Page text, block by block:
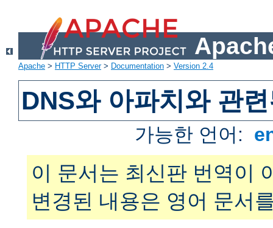
Apache > HTTP Server> Documentation > Version 2.4
DNS와 아파치와 관
가능한 언어:
이 문서는 최신판 번역이
변경된 내용은 영어 문서